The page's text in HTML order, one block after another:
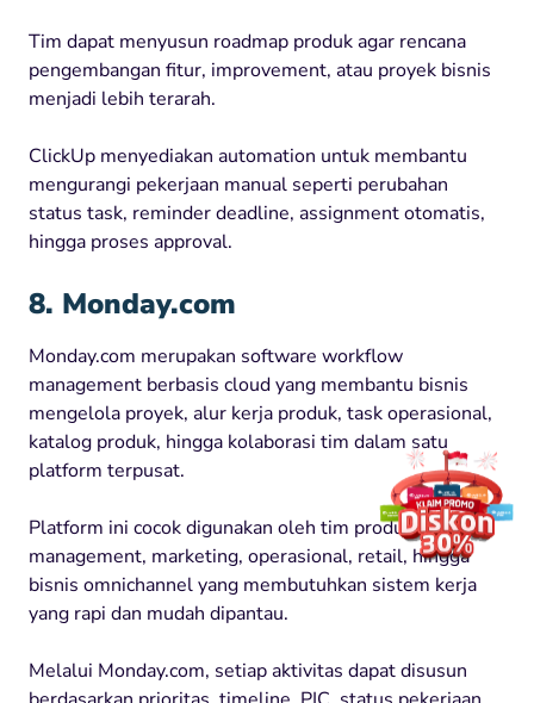
Tim dapat menyusun roadmap produk agar rencana
pengembangan fitur, improvement, atau proyek bisnis
menjadi lebih terarah.
ClickUp menyediakan automation untuk membantu
mengurangi pekerjaan manual seperti perubahan
status task, reminder deadline, assignment otomatis,
hingga proses approval.
8. Monday.com
Monday.com merupakan software workflow
management berbasis cloud yang membantu bisnis
mengelola proyek, alur kerja produk, task operasional,
katalog produk, hingga kolaborasi tim dalam satu
platform terpusat.
Platform ini cocok digunakan oleh tim product
management, marketing, operasional, retail, hingga
bisnis omnichannel yang membutuhkan sistem kerja
yang rapi dan mudah dipantau.
Melalui Monday.com, setiap aktivitas dapat disusun